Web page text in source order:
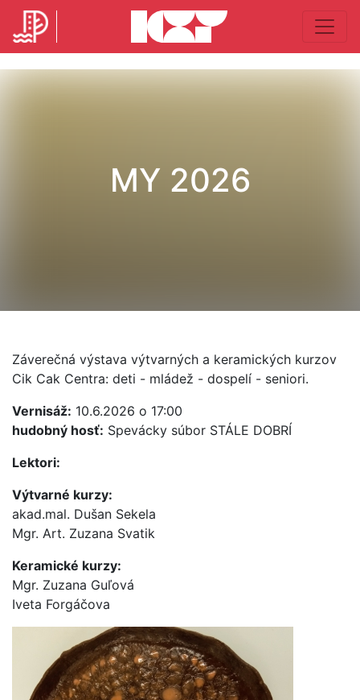
MY 2026
Záverečná výstava výtvarných a keramických kurzov
Cik Cak Centra: deti - mládež - dospelí - seniori.
Vernisáž: 10.6.2026 o 17:00
hudobný hosť: Spevácky súbor STÁLE DOBRÍ
Lektori:
Výtvarné kurzy:
akad.mal. Dušan Sekela
Mgr. Art. Zuzana Svatik
Keramické kurzy:
Mgr. Zuzana Guľová
Iveta Forgáčova